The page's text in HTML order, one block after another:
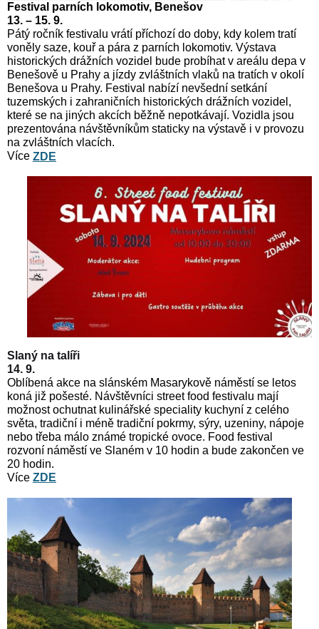
Festival parních lokomotiv, Benešov
13. – 15. 9.
Pátý ročník festivalu vrátí příchozí do doby, kdy kolem tratí
voněly saze, kouř a pára z parních lokomotiv. Výstava
historických drážních vozidel bude probíhat v areálu depa v
Benešově u Prahy a jízdy zvláštních vlaků na tratích v okolí
Benešova u Prahy. Festival nabízí nevšední setkání
tuzemských i zahraničních historických drážních vozidel,
které se na jiných akcích běžně nepotkávají. Vozidla jsou
prezentována návštěvníkům staticky na výstavě i v provozu
na zvláštních vlacích.
Více ZDE
Slaný na talíři
14. 9.
Oblíbená akce na slánském Masarykově náměstí se letos
koná již pošesté. Návštěvníci street food festivalu mají
možnost ochutnat kulinářské speciality kuchyní z celého
světa, tradiční i méně tradiční pokrmy, sýry, uzeniny, nápoje
nebo třeba málo známé tropické ovoce. Food festival
rozvoní náměstí ve Slaném v 10 hodin a bude zakončen ve
20 hodin.
Více ZDE